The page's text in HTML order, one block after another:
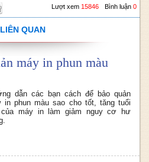
Bình luận 0
Lượt xem 15846
LIÊN QUAN
máy in phun màu
dẫn các bạn cách để bảo quản
in phun màu sao cho tốt, tăng tuổi
máy in làm giảm nguy cơ hư